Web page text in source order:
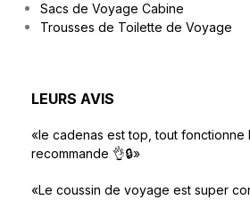
Sacs de Voyage Cabine
Trousses de Toilette de Voyage
LEURS AVIS
«le cadenas est top, tout fonctionne
recommande 👌🔒»
«Le coussin de voyage est super